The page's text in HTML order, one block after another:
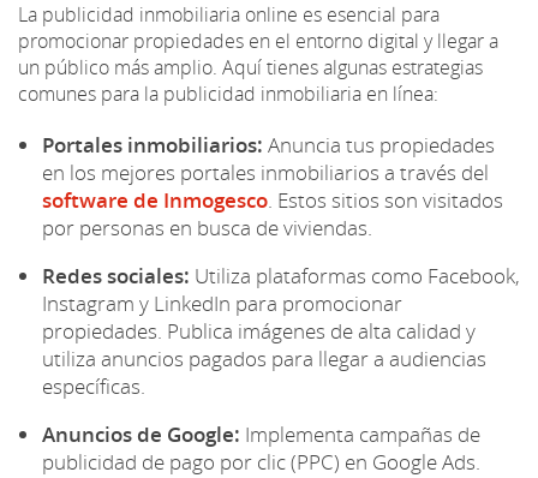
La publicidad inmobiliaria online es esencial para
promocionar propiedades en el entorno digital y llegar a
un público más amplio. Aquí tienes algunas estrategias
comunes para la publicidad inmobiliaria en línea:
Portales inmobiliarios: Anuncia tus propiedades
en los mejores portales inmobiliarios a través del
software de Inmogesco. Estos sitios son visitados
por personas en busca de viviendas.
Redes sociales: Utiliza plataformas como Facebook,
Instagram y LinkedIn para promocionar
propiedades. Publica imágenes de alta calidad y
utiliza anuncios pagados para llegar a audiencias
específicas.
Anuncios de Google: Implementa campañas de
publicidad de pago por clic (PPC) en Google Ads.